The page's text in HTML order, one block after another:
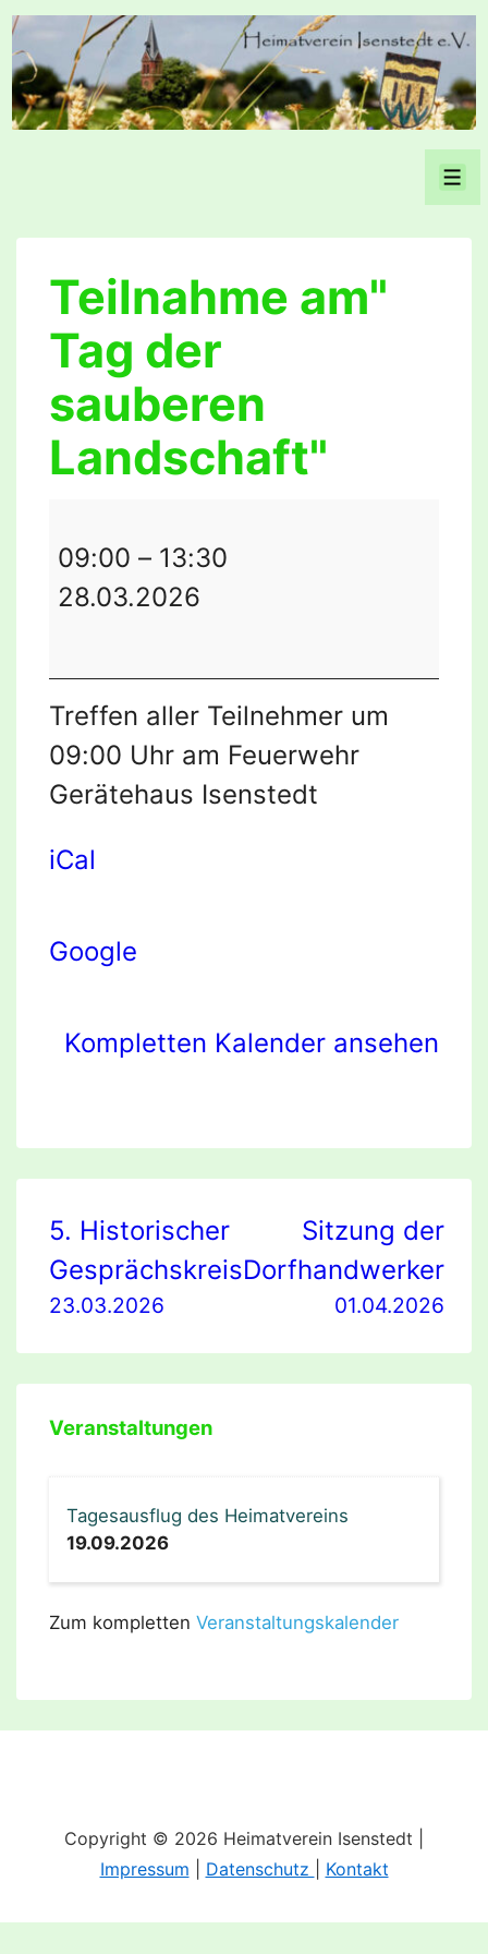
↓
Zum
Inhalt
Teilnahme am"
Tag der
sauberen
Landschaft"
am"
Tag
sauberen
Landschaft"
09:00 – 13:30
28.03.2026
Treffen aller Teilnehmer um
09:00 Uhr am Feuerwehr
Gerätehaus Isenstedt
iCal
Google
Kompletten Kalender ansehen
Beitragsnavigation
5. Historischer
Gesprächskreis
23.03.2026
Sitzung der
Dorfhandwerker
01.04.2026
Veranstaltungen
Tagesausflug des Heimatvereins
19.09.2026
Zum kompletten Veranstaltungskalender
Copyright © 2026 Heimatverein Isenstedt |
Impressum
Datenschutz Kontakt